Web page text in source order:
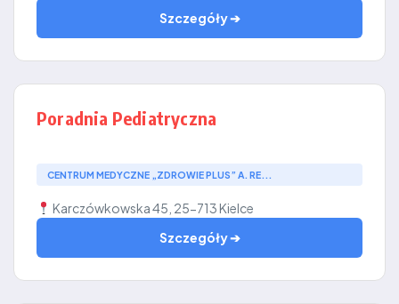
Szczegóły ➔
Poradnia Pediatryczna
CENTRUM MEDYCZNE „ZDROWIE PLUS” A. RE...
Karczówkowska 45, 25-713 Kielce
Szczegóły ➔